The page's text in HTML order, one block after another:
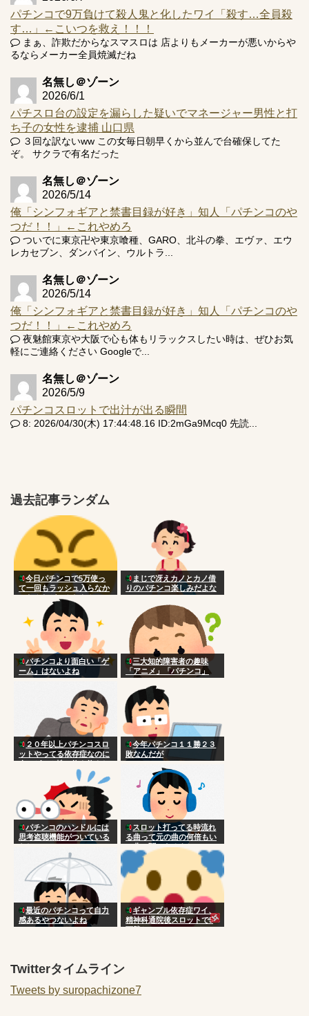
パチンコで9万負けて殺人鬼と化したワイ「殺す…全員殺
す…」←こいつを救え！！！
まぁ、詐欺だからなスマスロは 店よりもメーカーが悪いからや
るならメーカー全員焼滅だね
名無し＠ゾーン
2026/6/1
パチスロ台の設定を漏らした疑いでマネージャー男性と打
ち子の女性を逮捕 山口県
３回な訳ないww この女毎日朝早くから並んで台確保してた
ぞ。 サクラで有名だった
名無し＠ゾーン
2026/5/14
俺「シンフォギアと禁書目録が好き」知人「パチンコのや
つだ！！」←これやめろ
ついでに東京卍や東京喰種、GARO、北斗の拳、エヴァ、エウ
レカセブン、ダンバイン、ウルトラ...
名無し＠ゾーン
2026/5/14
俺「シンフォギアと禁書目録が好き」知人「パチンコのや
つだ！！」←これやめろ
夜魅館東京や大阪で心も体もリラックスしたい時は、ぜひお気
軽にご連絡ください Googleで...
名無し＠ゾーン
2026/5/9
パチンコスロットで出汁が出る瞬間
8: 2026/04/30(木) 17:44:48.16 ID:2mGa9Mcq0 先読...
過去記事ランダム
今日パチンコで5万使っ
て一回もラッシュ入らなか
ったんだがこんなもん？
まじで冴えカノとカノ借
りのパチンコ楽しみだよな
パチンコより面白い「ゲ
ーム」はないよね
三大知的障害者の趣味
「アニメ」「パチンコ」
２０年以上パチンコスロ
ットやってる依存症なのに
今のゲーム性に飽き飽きし
今年パチンコ１１勝２３
敗なんだが
パチンコのハンドルには
思考盗聴機能がついている
らしい
スロット打ってる時流れ
る曲って元の曲の何倍もい
い曲に聞こえるよね
最近のパチンコって自力
感あるやつないよね
ギャンブル依存症ワイ、
精神科通院後スロットで5
万勝ち
Twitterタイムライン
Tweets by suropachizone7